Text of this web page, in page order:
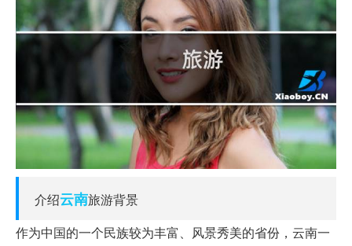
介绍云南旅游背景
作为中国的一个民族较为丰富、风景秀美的省份，云南一